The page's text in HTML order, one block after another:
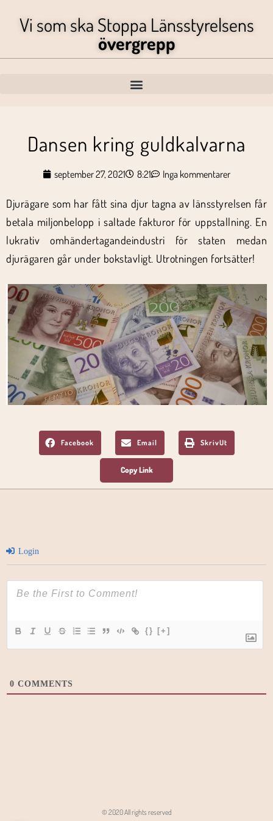
Vi som ska Stoppa Länsstyrelsens
övergrepp
Dansen kring guldkalvarna
september 27, 2021 8:21 Inga kommentarer
Djurägare som har fått sina djur tagna av länsstyrelsen får
betala miljonbelopp i saltade fakturor för uppstallning. En
lukrativ omhändertagandeindustri för staten medan
djurägaren går under bokstavligt. Utrotningen fortsätter!
Facebook Email SkrivUt
Login
{} [+]
0 COMMENTS
© 2020 All rights reserved